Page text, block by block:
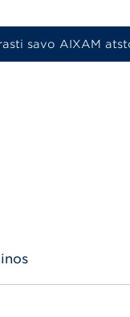
savo AIXAM